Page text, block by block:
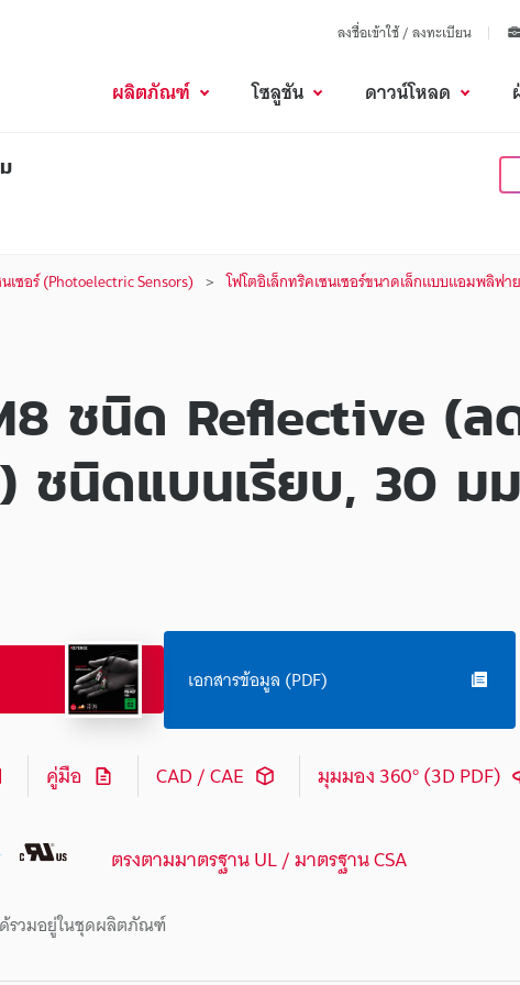
ลงชื่อเข้าใช้ / ลงทะเบียน
ผลิตภัณฑ์ โซลูชัน ดาวน์โหลด
เซอร์ (Photoelectric Sensors) โฟโตอิเล็กทริคเซนเซอร์ขนาดเล็กแบบแอมพลิฟา
ชนิด Reflective (ล
ชนิดแบนเรียบ, 30 ม
ด้รวมอยู่ในชุดผลิตภัณฑ์
เอกสารข้อมูล (PDF)
คู่มือ CAD / CAE มุมมอง 360° (3D PDF)
ตรงตามมาตรฐาน UL / มาตรฐาน CSA